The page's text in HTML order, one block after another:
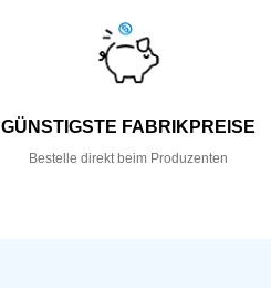
GÜNSTIGSTE FABRIKPREISE
Bestelle direkt beim Produzenten